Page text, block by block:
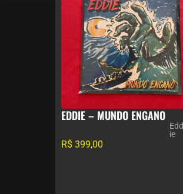
EDDIE – MUNDO ENGANO
Edd
ie
R$ 399,00